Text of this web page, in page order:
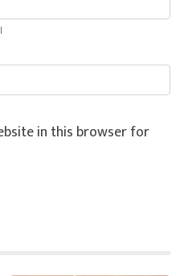
in this browser for